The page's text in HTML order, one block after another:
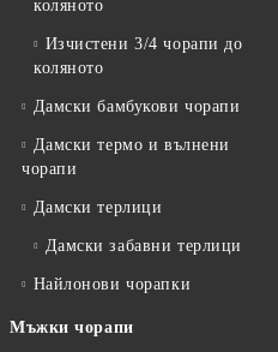
коляното
Изчистени 3/4 чорапи до
коляното
Дамски бамбукови чорапи
Дамски термо и вълнени
чорапи
Дамски терлици
Дамски забавни терлици
Найлонови чорапки
Мъжки чорапи